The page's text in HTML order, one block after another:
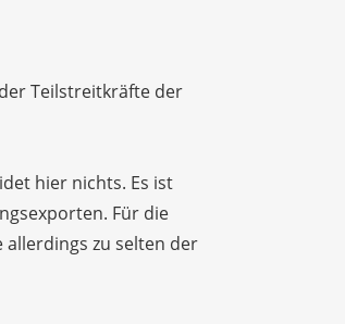
Teilstreitkräfte der
hier nichts. Es ist
Für die
allerdings zu selten der